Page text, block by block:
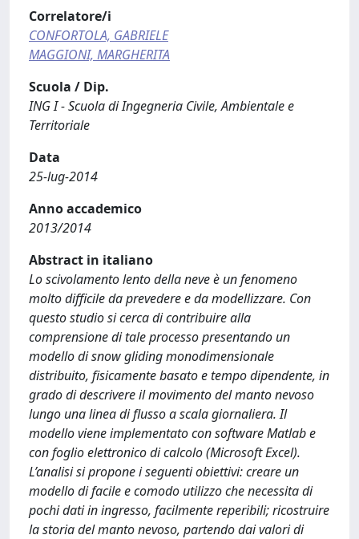
Correlatore/i
CONFORTOLA, GABRIELE
MAGGIONI, MARGHERITA
Scuola / Dip.
ING I - Scuola di Ingegneria Civile, Ambientale e
Territoriale
Data
25-lug-2014
Anno accademico
2013/2014
Abstract in italiano
Lo scivolamento lento della neve è un fenomeno
molto difficile da prevedere e da modellizzare. Con
questo studio si cerca di contribuire alla
comprensione di tale processo presentando un
modello di snow gliding monodimensionale
distribuito, fisicamente basato e tempo dipendente, in
grado di descrivere il movimento del manto nevoso
lungo una linea di flusso a scala giornaliera. Il
modello viene implementato con software Matlab e
con foglio elettronico di calcolo (Microsoft Excel).
L’analisi si propone i seguenti obiettivi: creare un
modello di facile e comodo utilizzo che necessita di
pochi dati in ingresso, facilmente reperibili; ricostruire
la storia del manto nevoso, partendo dai valori di